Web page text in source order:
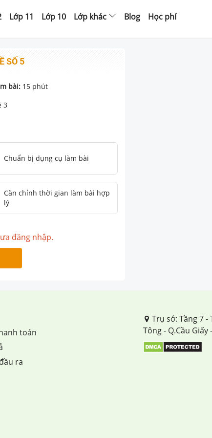
Lớp 11 Lớp 10 Lớp khác Blog Học phí
SỐ 5
bài: 15phút
3
Chuẩn bị dụng cụ làm bài
Căn chỉnh thời gian làm bài hợp
lý
đăng nhập.
toán
ra
Trụ sở: Tầng 7
Tông - Q.Cầu Giấy